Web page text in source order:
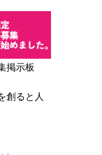
掲示板
創ると人